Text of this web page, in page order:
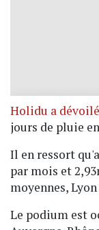
Holidu a
jours de pluie
Il en ressort
par mois et
moyennes, Lyon
Le podium est